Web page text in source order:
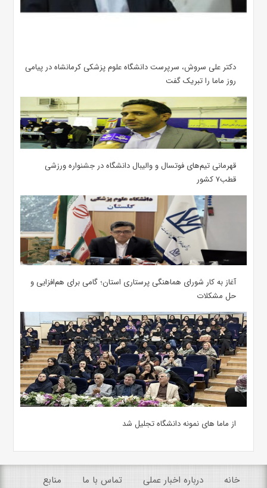
دکتر علی سروش، سرپرست دانشگاه علوم پزشکی کرمانشاه در پیامی
روز ماما را تبریک گفت
قهرمانی تیم‌های فوتسال و والیبال دانشگاه در جشنواره ورزشی
قطب۷ کشور
آغاز به کار شورای هماهنگی پرستاری استان؛ گامی برای هم‌افزایی و
حل مشکلات
از ماما های نمونه دانشگاه تجلیل شد
خانه درباره اخبار عملی تماس با ما منابع